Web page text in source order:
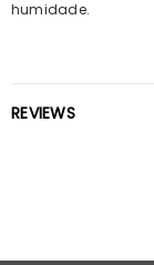
humidade.
REVIEWS